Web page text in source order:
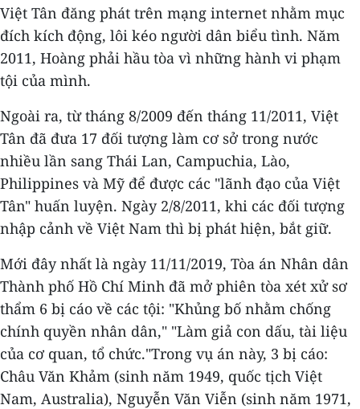
Việt Tân đăng phát trên mạng internet nhằm mục
đích kích động, lôi kéo người dân biểu tình. Năm
2011, Hoàng phải hầu tòa vì những hành vi phạm
tội của mình.
Ngoài ra, từ tháng 8/2009 đến tháng 11/2011, Việt
Tân đã đưa 17 đối tượng làm cơ sở trong nước
nhiều lần sang Thái Lan, Campuchia, Lào,
Philippines và Mỹ để được các "lãnh đạo của Việt
Tân" huấn luyện. Ngày 2/8/2011, khi các đối tượng
nhập cảnh về Việt Nam thì bị phát hiện, bắt giữ.
Mới đây nhất là ngày 11/11/2019, Tòa án Nhân dân
Thành phố Hồ Chí Minh đã mở phiên tòa xét xử sơ
thẩm 6 bị cáo về các tội: "Khủng bố nhằm chống
chính quyền nhân dân," "Làm giả con dấu, tài liệu
của cơ quan, tổ chức."Trong vụ án này, 3 bị cáo:
Châu Văn Khảm (sinh năm 1949, quốc tịch Việt
Nam, Australia), Nguyễn Văn Viễn (sinh năm 1971,